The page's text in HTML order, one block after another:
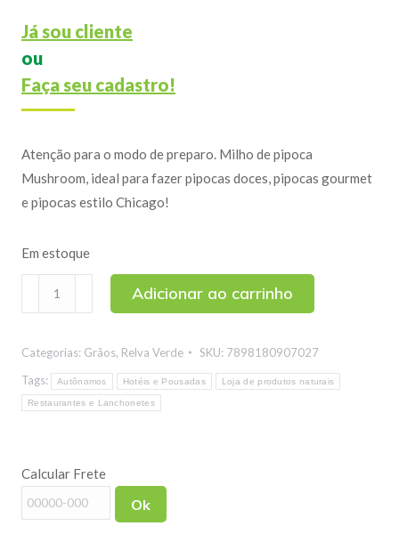
Já sou cliente
ou
Faça seu cadastro!
Atenção para o modo de preparo. Milho de pipoca
Mushroom, ideal para fazer pipocas doces, pipocas gourmet
e pipocas estilo Chicago!
Em estoque
Mushroom
1kg
quantidade
Adicionar ao carrinho
Categorias: Grãos, Relva Verde SKU: 7898180907027
Tags:
Autônomos Hotéis e Pousadas Loja de produtos naturais
Restaurantes e Lanchonetes
Calcular Frete
Ok